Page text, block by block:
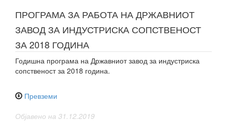
ПРОГРАМА ЗА РАБОТА НА ДРЖАВНИОТ
ЗАВОД ЗА ИНДУСТРИСКА СОПСТВЕНОСТ
ЗА 2018 ГОДИНА
Годишна програма на Државниот завод за индустриска
сопственост за 2018 година.
Превземи
Објавено на 31.12.2019